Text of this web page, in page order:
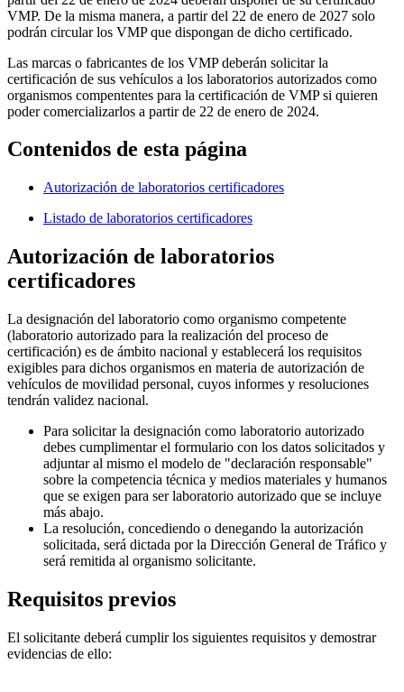
VMP. De la misma manera, a partir del 22 de enero de 2027 solo
podrán circular los VMP que dispongan de dicho certificado.
Las marcas o fabricantes de los VMP deberán solicitar la
certificación de sus vehículos a los laboratorios autorizados como
organismos compententes para la certificación de VMP si quieren
poder comercializarlos a partir de 22 de enero de 2024.
Contenidos de esta página
Autorización de laboratorios certificadores
Listado de laboratorios certificadores
Autorización de laboratorios
certificadores
La designación del laboratorio como organismo competente
(laboratorio autorizado para la realización del proceso de
certificación) es de ámbito nacional y establecerá los requisitos
exigibles para dichos organismos en materia de autorización de
vehículos de movilidad personal, cuyos informes y resoluciones
tendrán validez nacional.
Para solicitar la designación como laboratorio autorizado
debes cumplimentar el formulario con los datos solicitados y
adjuntar al mismo el modelo de "declaración responsable"
sobre la competencia técnica y medios materiales y humanos
que se exigen para ser laboratorio autorizado que se incluye
más abajo.
La resolución, concediendo o denegando la autorización
solicitada, será dictada por la Dirección General de Tráfico y
será remitida al organismo solicitante.
Requisitos previos
El solicitante deberá cumplir los siguientes requisitos y demostrar
evidencias de ello: